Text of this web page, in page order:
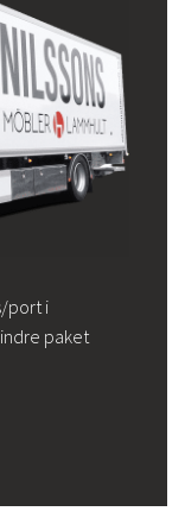
port i
paket